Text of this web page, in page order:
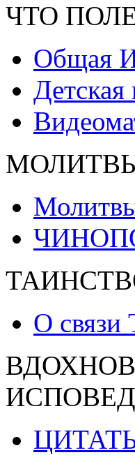
ЧТО
Общая
Детская
О связи